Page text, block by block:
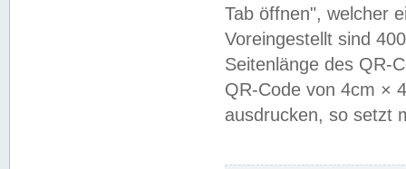
Tab öffnen", welcher
Voreingestellt sind
Seitenlänge des QR-
QR-Code von 4cm ×
ausdrucken, so setzt